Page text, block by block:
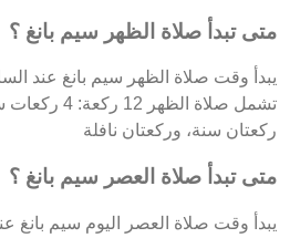
متى تبدأ صلاة الظهر سيم بانغ ؟
ركعتان سنة، وركعتان نافلة
متى تبدأ صلاة العصر سيم بانغ ؟